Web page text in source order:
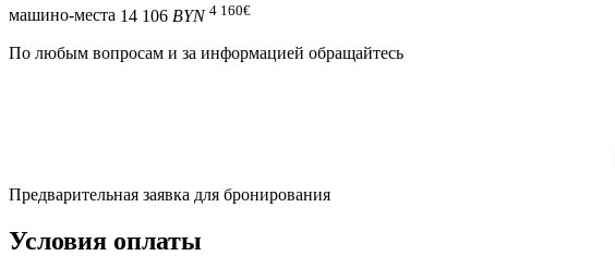
машино-места 14 106 BYN 4 160€
По любым вопросам и за информацией обращайтесь
Предварительная заявка для бронирования
Условия оплаты